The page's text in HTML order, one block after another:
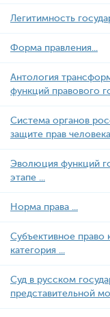
Легитимнoсть
Форма правления...
Антология
функций правового
Система органов
защите прав
Эволюция функций
этапе ...
Норма права ...
Субъективное право
категория ...
Суд в русском
представительной